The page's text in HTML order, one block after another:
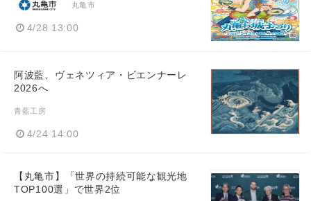
丸亀市
4/28 13:00
阿波藍、ヴェネツィア・ビエンナーレ
2026へ
青藍工房
4/24 14:00
【丸亀市】「世界の持続可能な観光地
TOP100選」で世界2位